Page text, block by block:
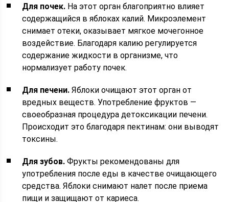
Для почек. На этот орган благоприятно влияет
содержащийся в яблоках калий. Микроэлемент
снимает отеки, оказывает мягкое мочегонное
воздействие. Благодаря калию регулируется
содержание жидкости в организме, что
нормализует работу почек.
Для печени. Яблоки очищают этот орган от
вредных веществ. Употребление фруктов —
своеобразная процедура детоксикации печени.
Происходит это благодаря пектинам: они выводят
токсины.
Для зубов. Фрукты рекомендованы для
употребления после еды в качестве очищающего
средства. Яблоки снимают налет после приема
пищи и защищают от кариеса.